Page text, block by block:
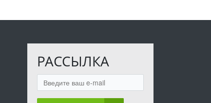
РАССЫЛКА